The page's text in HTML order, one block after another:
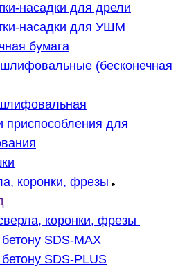
насадки для дрели
насадки для УШМ
бумага
(бесконечная
приспособления для
коронки, фрезы
коронки, фрезы
SDS-MAX
SDS-PLUS